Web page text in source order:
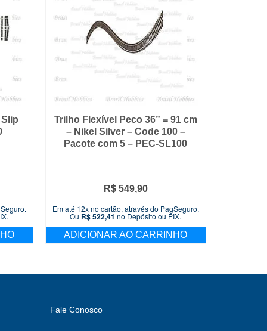
Trilho Flexível Peco 36” = 91 cm
– Nikel Silver – Code 100 –
Pacote com 5 – PEC-SL100
R$549,90
Em até 12x no cartão, através do PagSeguro.
Ou R$522,41 no Depósito ou PIX.
ADICIONAR AO CARRINHO
Fale Conosco